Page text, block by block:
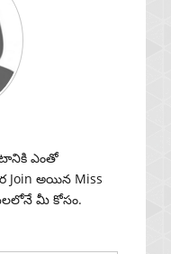
ఎంతో
Join అయిన Miss
మీ కోసం.